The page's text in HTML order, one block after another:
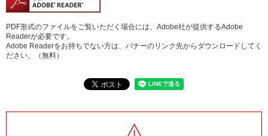
PDF形式のファイルをご覧いただく場合には、Adobe社が提供するAdobe
Readerが必要です。
Adobe Readerをお持ちでない方は、バナーのリンク先からダウンロードしてく
ださい。（無料）